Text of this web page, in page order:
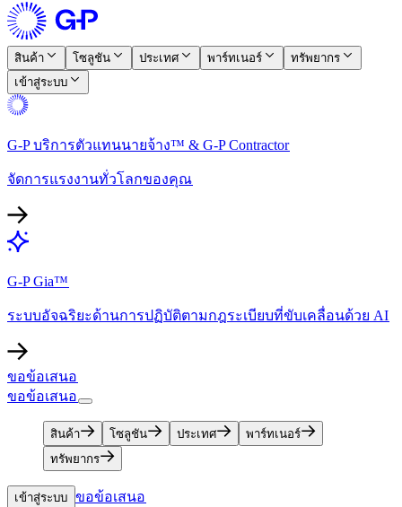
สินค้า​​ โซลูชัน​​ ประเทศ​​ พาร์ทเนอร์​​
ทรัพยากร​​
เข้าสู่ระบบ​​
G-P บริการตัวแทนนายจ้าง™ & G-P Contractor​​
จัดการแรงงานทั่วโลกของคุณ​​
G-P Gia™​​
ระบบอัจฉริยะด้านการปฏิบัติตามกฎระเบียบที่ขับเคลื่อนด้วย AI​​
ขอข้อเสนอ​​
ขอข้อเสนอ​​
สินค้า​​ โซลูชัน​​ ประเทศ​​
พาร์ทเนอร์​​
ทรัพยากร​​
เข้าสู่ระบบ​​ ขอข้อเสนอ​​